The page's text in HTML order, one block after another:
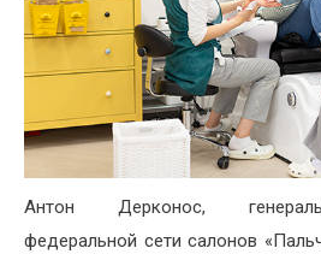
Антон Дерконос,
федеральной сети салонов